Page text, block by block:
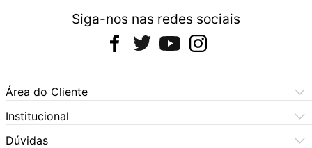
Siga-nos nas redes sociais
Área do Cliente
Meus Pedidos
Meus Dados
Institucional
Central de Atendimento
Dúvidas